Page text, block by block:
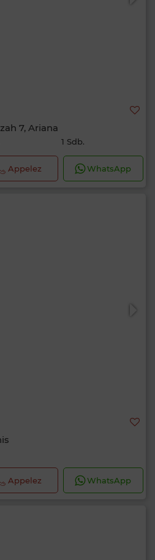
7, Ariana
1 Sdb.
Appelez WhatsApp
Appelez WhatsApp